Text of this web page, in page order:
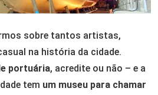
sobre tantos artistas,
na história da cidade.
portuária, acredite ou não – e a
tem um museu para chamar